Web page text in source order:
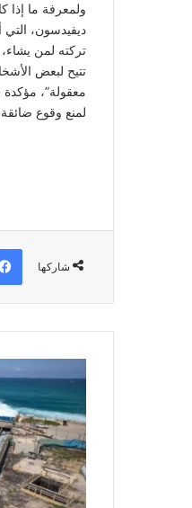
ولمعرفة ما إذا
ديفيدسون،
تركته لمن
تتيح لبعض
معقولة”، مؤكدة
لمنع وقوع
شاركها
سعودية
مشروع
تحلية
مياه
البحر
في